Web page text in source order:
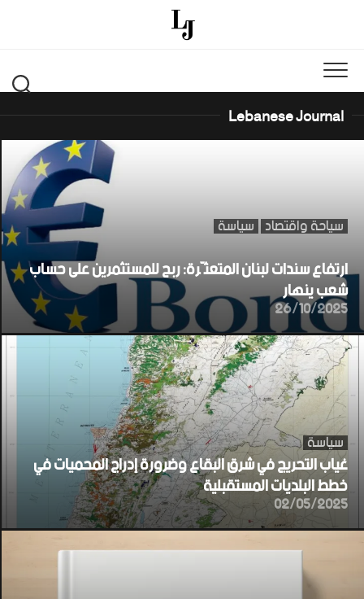
Lebanese Journal
سياحة واقتصاد سياسة
ارتفاع سندات لبنان المتعثّرة: ربح للمستثمرين على حساب
شعب ينهار
26/10/2025
سياسة
غياب التحريج في شرق البقاع وضرورة إدراج المحميات في
خطط البلديات المستقبلية
02/05/2025